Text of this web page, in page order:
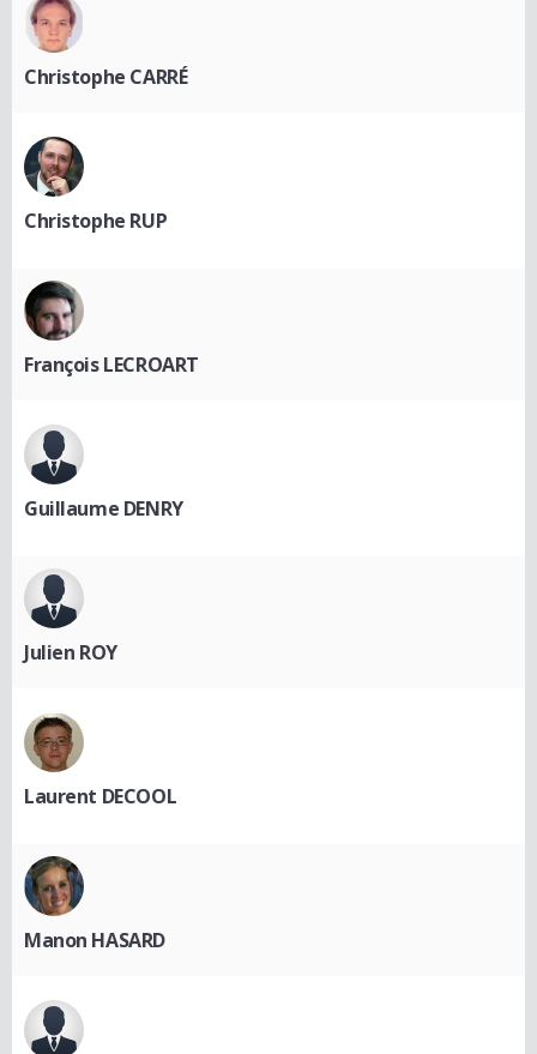
Christophe CARRÉ
Christophe RUP
François LECROART
Guillaume DENRY
Julien ROY
Laurent DECOOL
Manon HASARD